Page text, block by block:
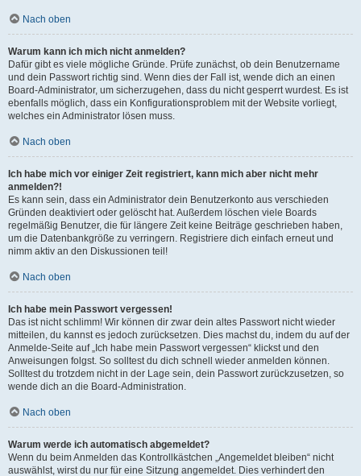
Nach oben
Warum kann ich mich nicht anmelden?
Dafür gibt es viele mögliche Gründe. Prüfe zunächst, ob dein Benutzername
und dein Passwort richtig sind. Wenn dies der Fall ist, wende dich an einen
Board-Administrator, um sicherzugehen, dass du nicht gesperrt wurdest. Es ist
ebenfalls möglich, dass ein Konfigurationsproblem mit der Website vorliegt,
welches ein Administrator lösen muss.
Nach oben
Ich habe mich vor einiger Zeit registriert, kann mich aber nicht mehr
anmelden?!
Es kann sein, dass ein Administrator dein Benutzerkonto aus verschieden
Gründen deaktiviert oder gelöscht hat. Außerdem löschen viele Boards
regelmäßig Benutzer, die für längere Zeit keine Beiträge geschrieben haben,
um die Datenbankgröße zu verringern. Registriere dich einfach erneut und
nimm aktiv an den Diskussionen teil!
Nach oben
Ich habe mein Passwort vergessen!
Das ist nicht schlimm! Wir können dir zwar dein altes Passwort nicht wieder
mitteilen, du kannst es jedoch zurücksetzen. Dies machst du, indem du auf der
Anmelde-Seite auf „Ich habe mein Passwort vergessen“ klickst und den
Anweisungen folgst. So solltest du dich schnell wieder anmelden können.
Solltest du trotzdem nicht in der Lage sein, dein Passwort zurückzusetzen, so
wende dich an die Board-Administration.
Nach oben
Warum werde ich automatisch abgemeldet?
Wenn du beim Anmelden das Kontrollkästchen „Angemeldet bleiben“ nicht
auswählst, wirst du nur für eine Sitzung angemeldet. Dies verhindert den